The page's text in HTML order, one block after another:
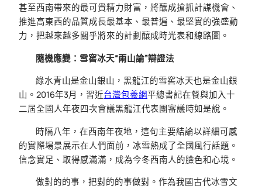
甚至西南帶來的最可貴精力財富，將釀成搶抓計謀機會、
推進高東西的品質成長最基本、最普遍、最堅實的強盛動
力，把越來越多關乎將來的計劃釀成時光表和線路圖。
隨機應變：雪窖冰天“兩山論”辯證法
綠水青山是金山銀山，黑龍江的雪窖冰天也是金山銀
山。2016年3月，習近台灣包養網平總書記在餐與加入十
二屆全國人年夜四次會議黑龍江代表團審議時如是說。
時隔八年，在西南年夜地，這句主要結論以詳細可感
的實際場景展示在人們面前，冰雪熱成了全國風行話題。
信念實足、取得感滿滿，成為今冬西南人的臉色和心境。
做對的的事，把對的的事做對。作為我國古代冰雪文